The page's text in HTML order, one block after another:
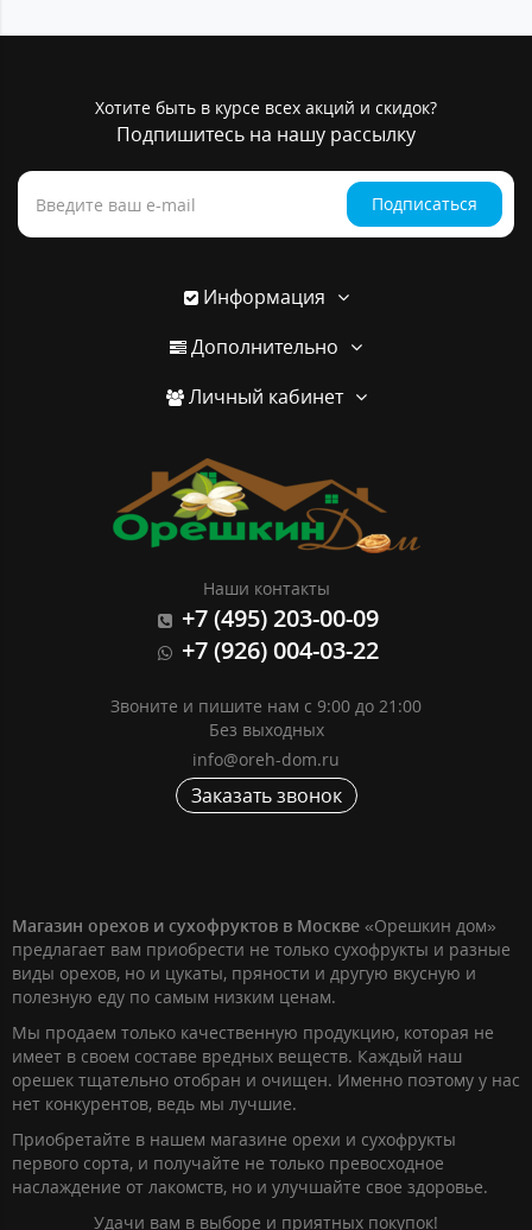
Хотите быть в курсе всех акций и скидок?
Подпишитесь на нашу рассылку
Подписаться
Информация
Дополнительно
Личный кабинет
Наши контакты
+7 (495) 203-00-09
+7 (926) 004-03-22
Звоните и пишите нам с 9:00 до 21:00
Без выходных
info@oreh-dom.ru
Заказать звонок
Магазин орехов и сухофруктов в Москве «Орешкин дом»
предлагает вам приобрести не только сухофрукты и разные
виды орехов, но и цукаты, пряности и другую вкусную и
полезную еду по самым низким ценам.
Мы продаем только качественную продукцию, которая не
имеет в своем составе вредных веществ. Каждый наш
орешек тщательно отобран и очищен. Именно поэтому у нас
нет конкурентов, ведь мы лучшие.
Приобретайте в нашем магазине орехи и сухофрукты
первого сорта, и получайте не только превосходное
наслаждение от лакомств, но и улучшайте свое здоровье.
Удачи вам в выборе и приятных покупок!